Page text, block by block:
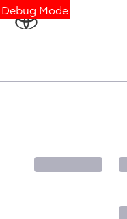
Debug Mode